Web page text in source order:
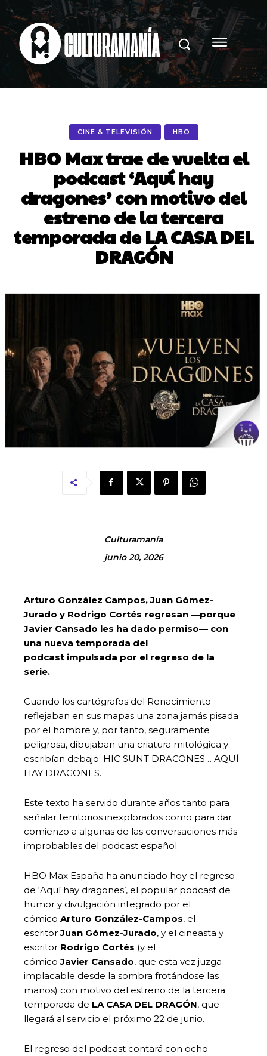
CINE & TELEVISIÓN HBO
HBO Max trae de vuelta el
podcast ‘Aquí hay
dragones’ con motivo del
estreno de la tercera
temporada de LA CASA DEL
DRAGÓN
Culturamanía
junio 20, 2026
Arturo González Campos, Juan Gómez-
Jurado y Rodrigo Cortés regresan —porque
Javier Cansado les ha dado permiso— con
una nueva temporada del
podcast impulsada por el regreso de la
serie.
Cuando los cartógrafos del Renacimiento
reflejaban en sus mapas una zona jamás pisada
por el hombre y, por tanto, seguramente
peligrosa, dibujaban una criatura mitológica y
escribían debajo: HIC SUNT DRACONES… AQUÍ
HAY DRAGONES.
Este texto ha servido durante años tanto para
señalar territorios inexplorados como para dar
comienzo a algunas de las conversaciones más
improbables del podcast español.
HBO Max España ha anunciado hoy el regreso
de ‘Aquí hay dragones’, el popular podcast de
humor y divulgación integrado por el
cómico Arturo González-Campos, el
escritorJuan Gómez-Jurado, y el cineasta y
escritor Rodrigo Cortés (y el
cómicoJavier Cansado, que esta vez juzga
implacable desde la sombra frotándose las
manos) con motivo del estreno de la tercera
temporada de LA CASA DEL DRAGÓN, que
llegará al servicio el próximo 22 de junio.
El regreso del podcast contará con ocho